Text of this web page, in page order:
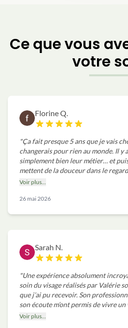
Ce que vous
votre
Florine Q.
"Ça fait presque 5 ans que je vais
changerais pour rien au monde. Il y
simplement bien leur métier… et
mettent de la douceur dans le
chaque rendez-vous, tout est parfait :
une évidence. Valérie a le talent rare de transformer un
Voir plus...
26 mai 2026
Sarah N.
"Une expérience absolument
soin du visage réalisés par Valérie
que j’ai pu recevoir. Son
son écoute m’ont permis de vivre
lâcher-prise. Une parenthèse de
Voir plus...